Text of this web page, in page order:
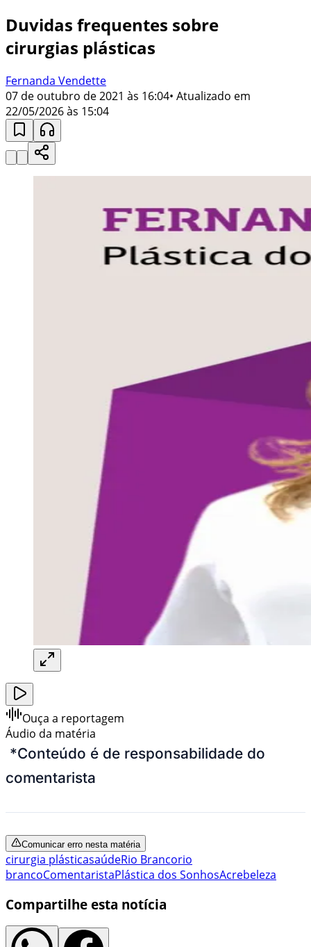
Duvidas frequentes sobre
cirurgias plásticas
Fernanda Vendette
07 de outubro de 2021 às 16:04• Atualizado em
22/05/2026 às 15:04
Ouça a reportagem
Áudio da matéria
*Conteúdo é de responsabilidade do
comentarista
Comunicar erro nesta matéria
cirurgia plásticasaúdeRio Brancorio
brancoComentaristaPlástica dos SonhosAcrebeleza
Compartilhe esta notícia